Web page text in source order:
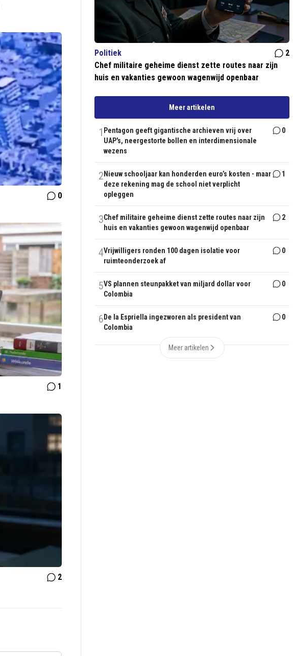
0
1
2
Politiek
2
Chef militaire geheime dienst zette routes naar zijn
huis en vakanties gewoon wagenwijd openbaar
Meer artikelen
1 Pentagon geeft gigantische archieven vrij over
UAP's, neergestorte bollen en interdimensionale
wezens
0
2 Nieuw schooljaar kan honderden euro’s kosten - maar
deze rekening mag de school niet verplicht
opleggen
1
3Chef militaire geheime dienst zette routes naar zijn
huis en vakanties gewoon wagenwijd openbaar
2
4Vrijwilligers ronden 100 dagen isolatie voor
ruimteonderzoek af
0
5VS plannen steunpakket van miljard dollar voor
Colombia
0
6 De la Espriella ingezworen als president van
Colombia
0
Meer artikelen